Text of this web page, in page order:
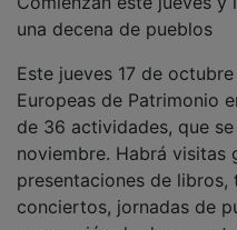
una decena de pueblos
Europeas de Patrimonio
de 36 actividades, que
noviembre. Habrá visitas
presentaciones de libros,
conciertos, jornadas de
proyección de